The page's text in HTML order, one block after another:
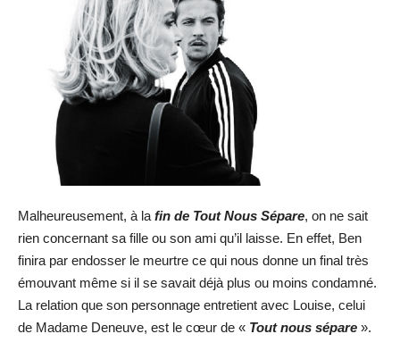
Malheureusement, à la fin de Tout Nous Sépare, on ne sait
rien concernant sa fille ou son ami qu’il laisse. En effet, Ben
finira par endosser le meurtre ce qui nous donne un final très
émouvant même si il se savait déjà plus ou moins condamné.
La relation que son personnage entretient avec Louise, celui
de Madame Deneuve, est le cœur de « Tout nous sépare ».